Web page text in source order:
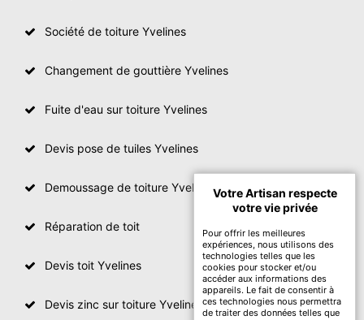
Société de toiture Yvelines
Changement de gouttière Yvelines
Fuite d'eau sur toiture Yvelines
Devis pose de tuiles Yvelines
Demoussage de toiture Yvelines
Réparation de toit
Devis toit Yvelines
Devis zinc sur toiture Yvelines
Votre Artisan respecte
votre vie privée
Pour offrir les meilleures
expériences, nous utilisons des
technologies telles que les
cookies pour stocker et/ou
accéder aux informations des
appareils. Le fait de consentir à
ces technologies nous permettra
de traiter des données telles que